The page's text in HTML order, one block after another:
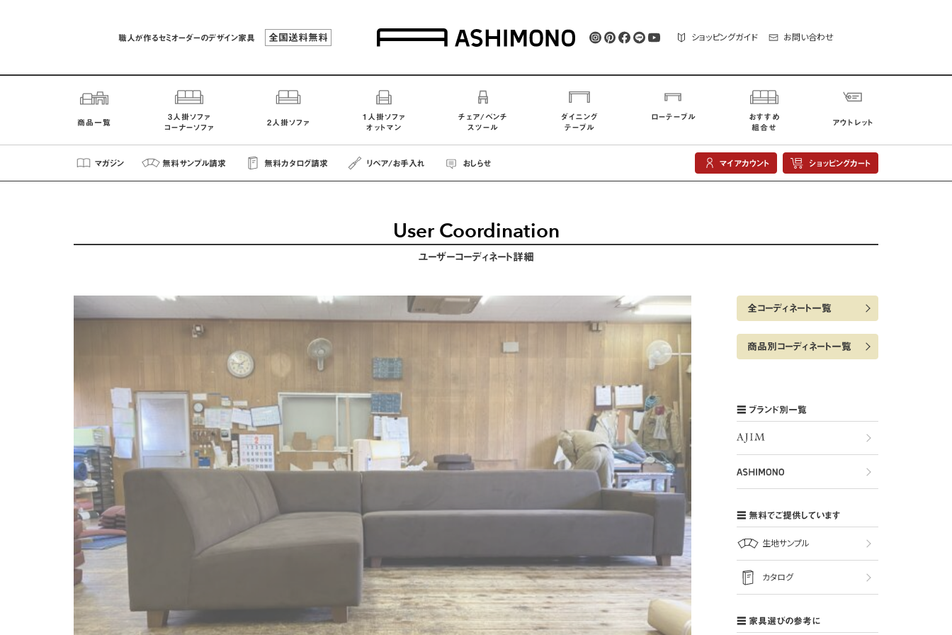
職人が作るセミオーダーのデザイン家具 全国送料無料
商品一覧
3人掛ソファ
コーナーソファ
2人掛ソファ
1人掛ソファ
オットマン
チェア/ベンチ
スツール
ダイニング
テーブル
ローテーブル
おすすめ
組合せ
アウトレット
マガジン 無料サンプル請求 無料カタログ請求 リペア/お手入れ おしらせ マイアカウント ショッピングカート
ショッピングガイド お問い合わせ
User Coordination
ユーザーコーディネート詳細
全コーディネート一覧
商品別コーディネート一覧
ブランド別一覧
無料でご提供しています
生地サンプル
カタログ
家具選びの参考に